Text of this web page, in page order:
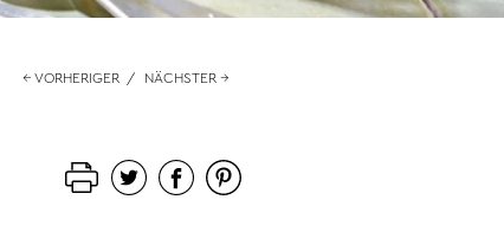
← VORHERIGER / NÄCHSTER →